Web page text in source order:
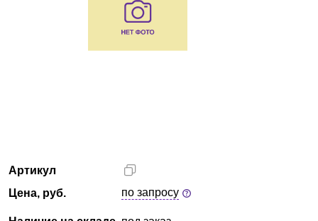
Партнеры
Артикул
Цена, руб.
по запросу